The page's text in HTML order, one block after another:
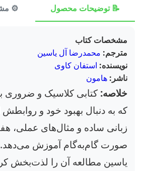
📝 توضیحات محصول ⚙️
مشخصات کتاب
مترجم: محمدرضا آل یاسین
نویسنده: استفان کاوی
ناشر: هامون
خلاصه: کتابی کلاسیک و
که به دنبال بهبود خود و
زبانی ساده و مثال‌های عملی،
صورت گام‌به‌گام آموزش می‌دهد.
یاسین مطالعه آن را لذت‌بخش